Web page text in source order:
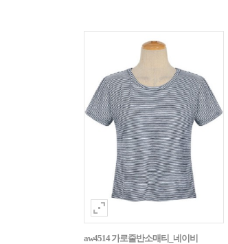
aw4514 가로줄반소매티_네이비